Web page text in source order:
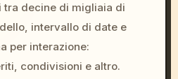
tra decine di migliaia di
intervallo di date e
per interazione:
condivisioni e altro.